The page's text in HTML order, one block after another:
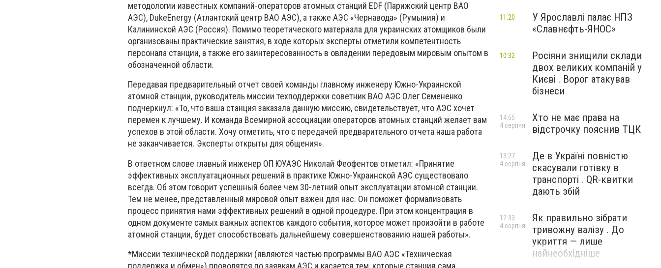
методологии известных компаний-операторов атомных станций EDF (Парижский центр ВАО
АЭС), DukeEnergy (Атлантский центр ВАО АЭС), а также АЭС «Чернавода» (Румыния) и
Калининской АЭС (Россия). Помимо теоретического материала для украинских атомщиков были
организованы практические занятия, в ходе которых эксперты отметили компетентность
персонала станции, а также его заинтересованность в овладении передовым мировым опытом в
обозначенной области.
Передавая предварительный отчет своей команды главному инженеру Южно-Украинской
атомной станции, руководитель миссии техподдержки советник ВАО АЭС Олег Семененко
подчеркнул: «То, что ваша станция заказала данную миссию, свидетельствует, что АЭС хочет
перемен к лучшему. И команда Всемирной ассоциации операторов атомных станций желает вам
успехов в этой области. Хочу отметить, что с передачей предварительного отчета наша работа
не заканчивается. Эксперты открыты для общения».
В ответном слове главный инженер ОП ЮУАЭС Николай Феофентов отметил: «Принятие
эффективных эксплуатационных решений в практике Южно-Украинской АЭС существовало
всегда. Об этом говорит успешный более чем 30-летний опыт эксплуатации атомной станции.
Тем не менее, представленный мировой опыт важен для нас. Он поможет формализовать
процесс принятия нами эффективных решений в одной процедуре. При этом концентрация в
одном документе самых важных аспектов каждого события, которое может произойти в работе
атомной станции, будет способствовать дальнейшему совершенствованию нашей работы».
*Миссии технической поддержки (являются частью программы ВАО АЭС «Техническая
поддержка и обмен») проводятся по заявкам АЭС и касается тем, которые станция сама
У Ярославлі палає НПЗ
«Славнєфть-ЯНОС»
11:20
Росіяни знищили склади
двох великих компаній у
Києві . Ворог атакував
бізнеси
10:32
Хто не має права на
відстрочку пояснив ТЦК
14:55
4 серпня
Де в Україні повністю
скасували готівку в
транспорті . QR-квитки
дають збій
13:27
4 серпня
Як правильно зібрати
тривожну валізу . До
укриття — лише
найнеобхідніше
12:33
4 серпня